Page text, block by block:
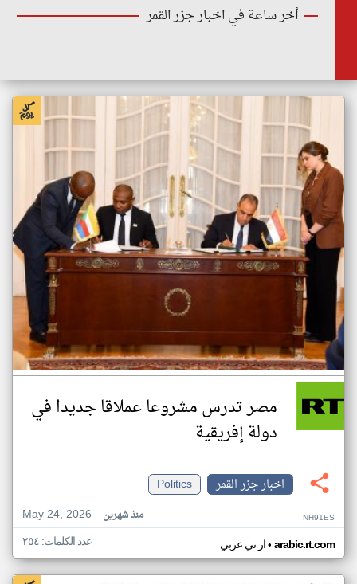
أخر ساعة في اخبار جزر القمر
مصر تدرس مشروعا عملاقا جديدا في
دولة إفريقية
اخبار جزر القمر
Politics
May 24, 2026
منذ شهرين NH91ES
ار تي عربي• arabic.rt.com عدد الكلمات: ٢٥٤